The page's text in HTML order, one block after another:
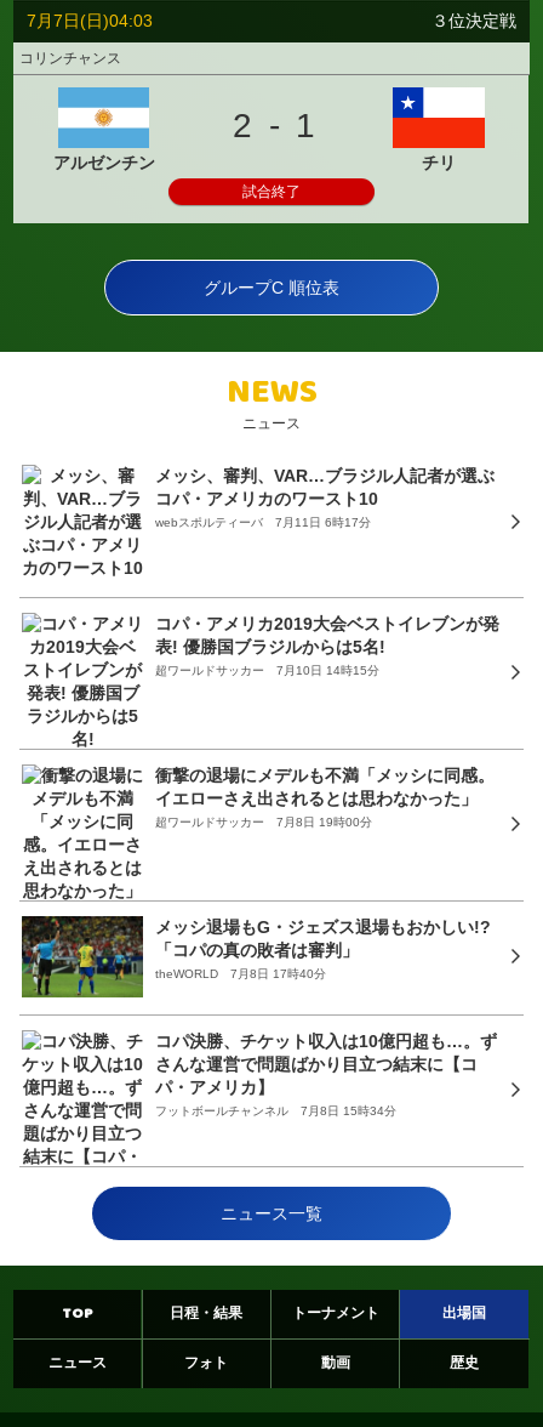
7月7日(日)04:03 ３位決定戦
コリンチャンス
アルゼンチン
2 - 1
チリ
試合終了
グループC 順位表
NEWS
ニュース
メッシ、審判、VAR…ブラジル人記者が選ぶ
コパ・アメリカのワースト10
webスポルティーバ 7月11日 6時17分
コパ・アメリカ2019大会ベストイレブンが発
表! 優勝国ブラジルからは5名!
超ワールドサッカー 7月10日 14時15分
衝撃の退場にメデルも不満「メッシに同感。
イエローさえ出されるとは思わなかった」
超ワールドサッカー 7月8日 19時00分
メッシ退場もG・ジェズス退場もおかしい!?
「コパの真の敗者は審判」
theWORLD 7月8日 17時40分
コパ決勝、チケット収入は10億円超も…。ず
さんな運営で問題ばかり目立つ結末に【コ
パ・アメリカ】
フットボールチャンネル 7月8日 15時34分
ニュース一覧
TOP 日程・結果 トーナメント 出場国
ニュース フォト 動画 歴史